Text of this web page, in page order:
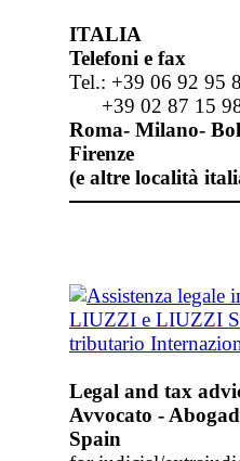
ITALIA
Telefoni e
Tel.: +39 06 92 95
+39 02 87 15
Roma- Milano-
Firenze
(e altre località
Legal and tax
Avvocato -
Spain